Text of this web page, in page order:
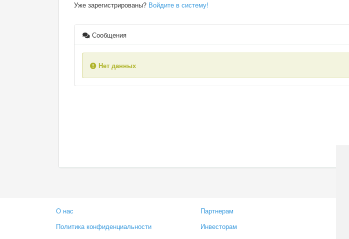
Уже зарегистрированы? Войдите в систему!
Сообщения
Нет данных
О нас
Политика конфиденциальности
Партнерам
Инвесторам